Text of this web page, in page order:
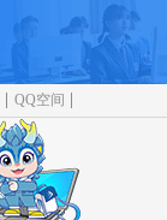
QQ空间